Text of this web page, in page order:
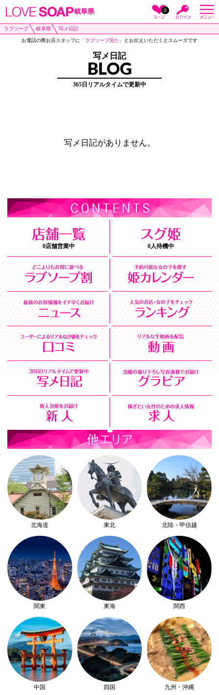
岐阜県 0
ラブソープ 岐阜県 写メ日記
お電話の際お店スタッフに 「ラブソープ見た」 とお伝えいただくとスムーズです
写メ日記
BLOG
365日リアルタイムで更新中
写メ日記がありません。
0店舗営業中 0人待機中
北海道 東北 北陸・甲信越
関東 東海 関西
中国 四国 九州・沖縄